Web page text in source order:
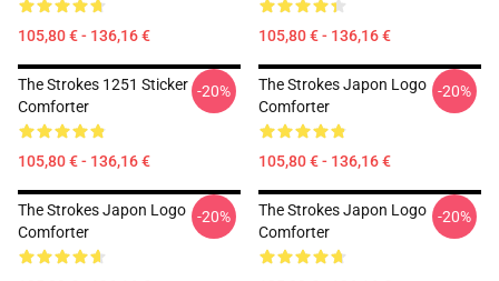
105,80 € - 136,16 € 105,80 € - 136,16 €
The Strokes 1251 Sticker
Comforter
105,80 € - 136,16 €
-20%
The Strokes Japon Logo
Comforter
105,80 € - 136,16 €
-20%
The Strokes Japon Logo
Comforter
-20%
The Strokes Japon Logo
Comforter
-20%